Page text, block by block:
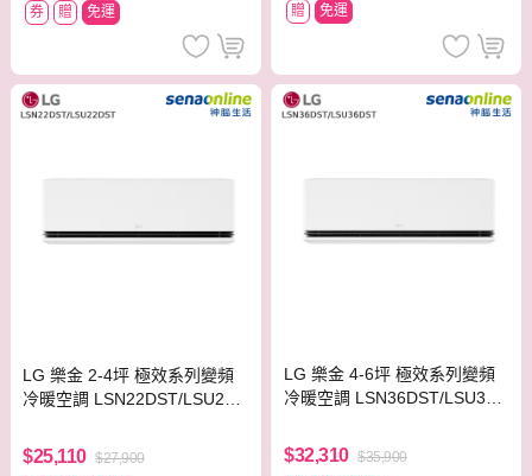
券
贈 免運
贈
免運
LG 樂金 2-4坪 極效系列變頻
冷暖空調 LSN22DST/LSU22D
$25,110 $27,900
LG 樂金 4-6坪 極效系列變頻
冷暖空調 LSN36DST/LSU36D
$32,310 $35,900